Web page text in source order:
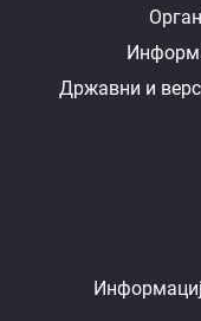
министарству
Државни и